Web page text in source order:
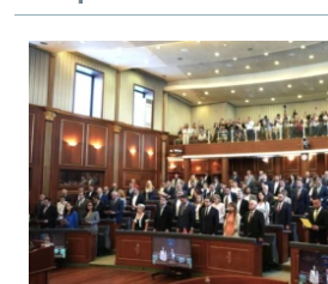
SVE KARTE DEJTONA
NASTANAK I RASPAD JUGOSLAVIJE